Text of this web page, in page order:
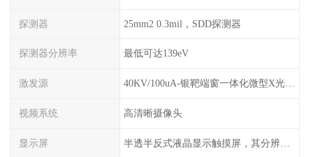
探测器 25mm2 0.3mil，SDD探测器
探测器分辨率 最低可达139eV
激发源 40KV/100uA-银靶端窗一体化微型X光管及高压电源
视频系统 高清晰摄像头
显示屏 半透半反式液晶显示触摸屏，其分辨率是640*480